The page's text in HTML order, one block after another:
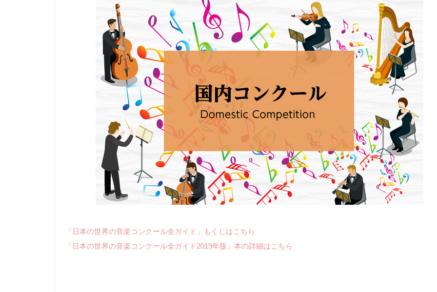
「日本の世界の音楽コンクール全ガイド」もくじはこちら
「日本の世界の音楽コンクール全ガイド2019年版」本の詳細はこちら